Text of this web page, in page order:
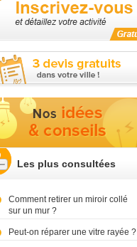
Les plus consultées
Comment retirer un miroir collé
sur un mur ?
Peut-on réparer une vitre rayée ?